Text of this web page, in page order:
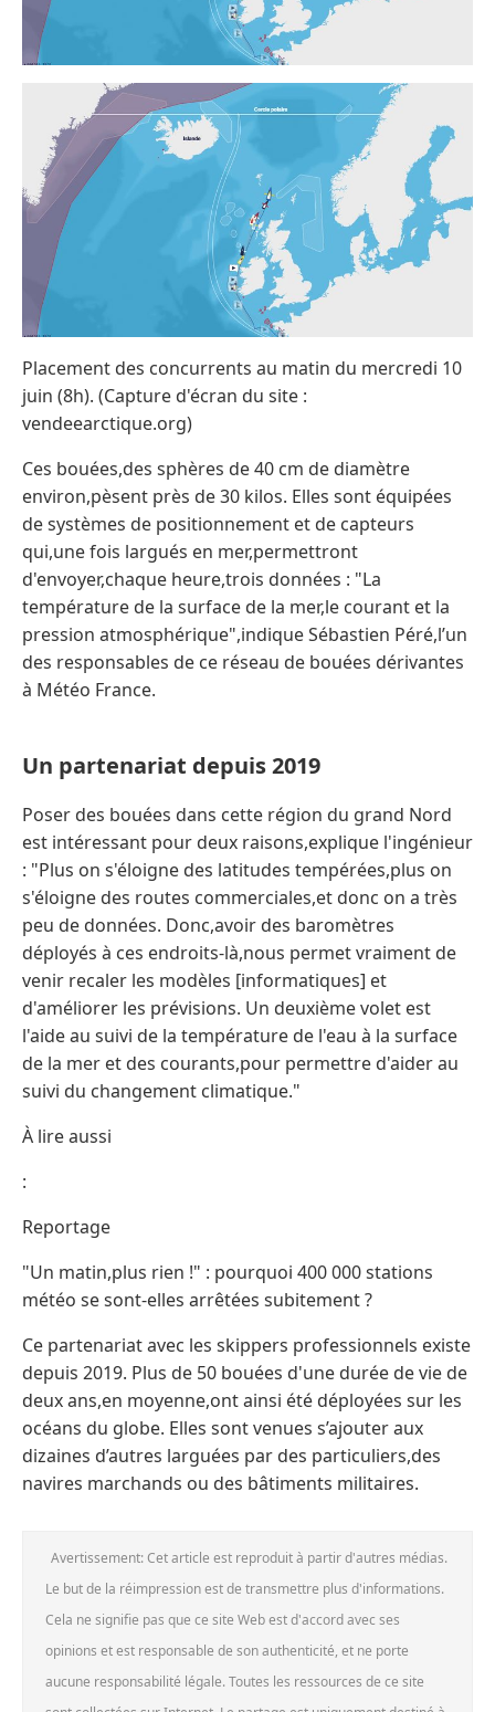
Placement des concurrents au matin du mercredi 10
juin (8h). (Capture d'écran du site :
vendeearctique.org)
Ces bouées,des sphères de 40 cm de diamètre
environ,pèsent près de 30 kilos. Elles sont équipées
de systèmes de positionnement et de capteurs
qui,une fois largués en mer,permettront
d'envoyer,chaque heure,trois données : "La
température de la surface de la mer,le courant et la
pression atmosphérique",indique Sébastien Péré,l’un
des responsables de ce réseau de bouées dérivantes
à Météo France.
Un partenariat depuis 2019
Poser des bouées dans cette région du grand Nord
est intéressant pour deux raisons,explique l'ingénieur
: "Plus on s'éloigne des latitudes tempérées,plus on
s'éloigne des routes commerciales,et donc on a très
peu de données. Donc,avoir des baromètres
déployés à ces endroits-là,nous permet vraiment de
venir recaler les modèles [informatiques] et
d'améliorer les prévisions. Un deuxième volet est
l'aide au suivi de la température de l'eau à la surface
de la mer et des courants,pour permettre d'aider au
suivi du changement climatique."
À lire aussi
:
Reportage
"Un matin,plus rien !" : pourquoi 400 000 stations
météo se sont-elles arrêtées subitement ?
Ce partenariat avec les skippers professionnels existe
depuis 2019. Plus de 50 bouées d'une durée de vie de
deux ans,en moyenne,ont ainsi été déployées sur les
océans du globe. Elles sont venues s’ajouter aux
dizaines d’autres larguées par des particuliers,des
navires marchands ou des bâtiments militaires.
Avertissement: Cet article est reproduit à partir d'autres médias.
Le but de la réimpression est de transmettre plus d'informations.
Cela ne signifie pas que ce site Web est d'accord avec ses
opinions et est responsable de son authenticité, et ne porte
aucune responsabilité légale. Toutes les ressources de ce site